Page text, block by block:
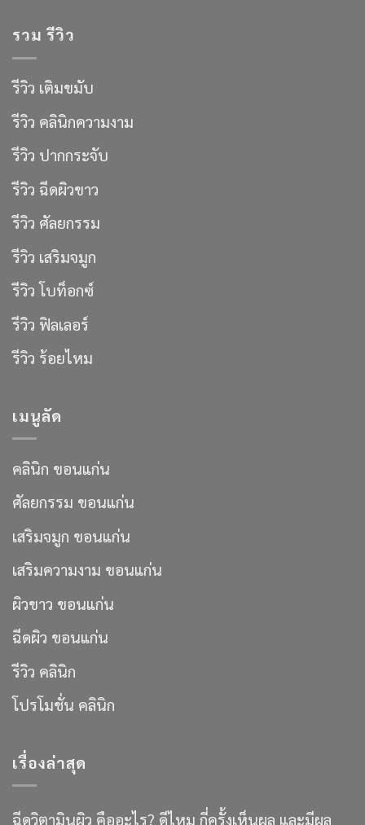
รวม รีวิว
รีวิว เติมขมับ
รีวิว คลินิกความงาม
รีวิว ปากกระจับ
รีวิว ฉีดผิวขาว
รีวิว ศัลยกรรม
รีวิว เสริมจมูก
รีวิว โบท็อกซ์
รีวิว ฟิลเลอร์
รีวิว ร้อยไหม
เมนูลัด
คลินิก ขอนแก่น
ศัลยกรรม ขอนแก่น
เสริมจมูก ขอนแก่น
เสริมความงาม ขอนแก่น
ผิวขาว ขอนแก่น
ฉีดผิว ขอนแก่น
รีวิว คลินิก
โปรโมชั่น คลินิก
เรื่องล่าสุด
ฉีดวิตามินผิว คืออะไร? ดีไหม กี่ครั้งเห็นผล และมีผล